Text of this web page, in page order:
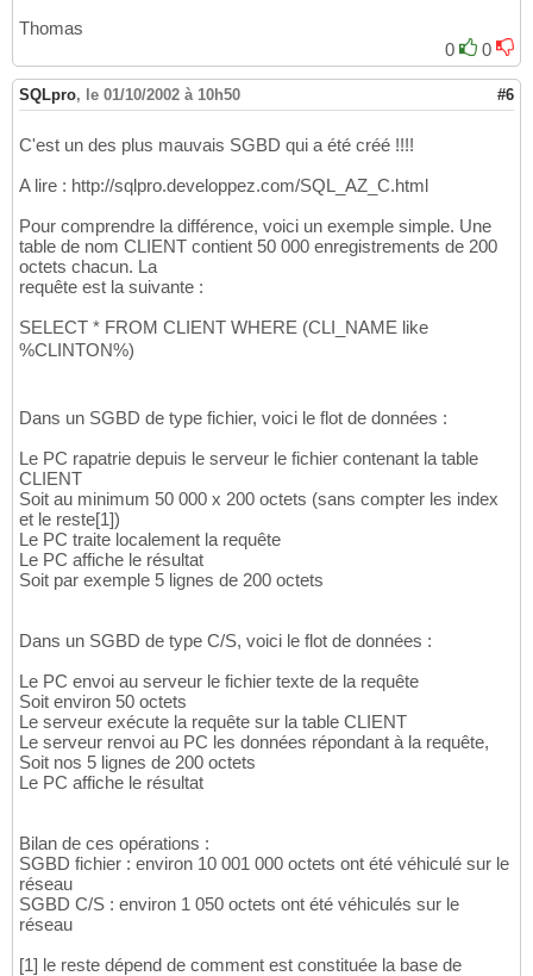
Thomas
0
0
SQLpro, le 01/10/2002 à 10h50 #6
C'est un des plus mauvais SGBD qui a été créé !!!!
A lire : http://sqlpro.developpez.com/SQL_AZ_C.html
Pour comprendre la différence, voici un exemple simple. Une
table de nom CLIENT contient 50 000 enregistrements de 200
octets chacun. La
requête est la suivante :
SELECT * FROM CLIENT WHERE (CLI_NAME like
%CLINTON%)
Dans un SGBD de type fichier, voici le flot de données :
Le PC rapatrie depuis le serveur le fichier contenant la table
CLIENT
Soit au minimum 50 000 x 200 octets (sans compter les index
et le reste[1])
Le PC traite localement la requête
Le PC affiche le résultat
Soit par exemple 5 lignes de 200 octets
Dans un SGBD de type C/S, voici le flot de données :
Le PC envoi au serveur le fichier texte de la requête
Soit environ 50 octets
Le serveur exécute la requête sur la table CLIENT
Le serveur renvoi au PC les données répondant à la requête,
Soit nos 5 lignes de 200 octets
Le PC affiche le résultat
Bilan de ces opérations :
SGBD fichier : environ 10 001 000 octets ont été véhiculé sur le
réseau
SGBD C/S : environ 1 050 octets ont été véhiculés sur le
réseau
[1] le reste dépend de comment est constituée la base de